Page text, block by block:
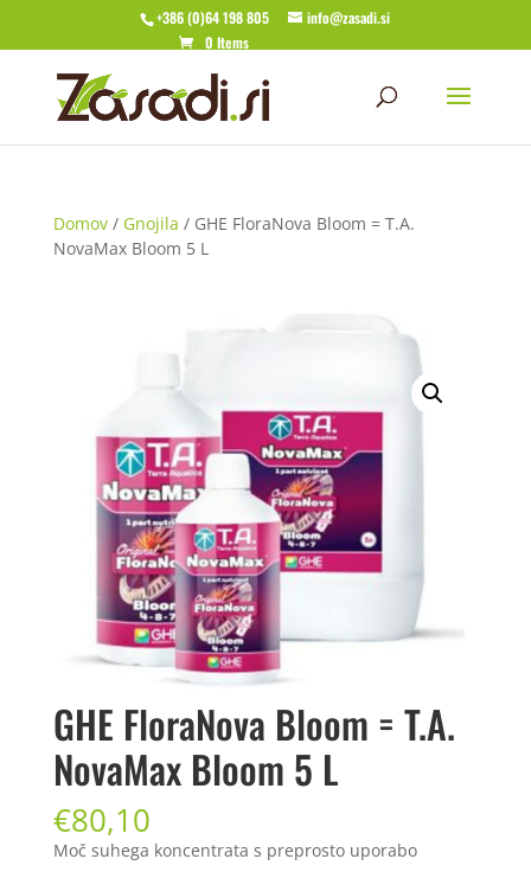
+386 (0)64 198 805
info@zasadi.si
0 Items
Domov/ Gnojila / GHE FloraNova Bloom = T.A.
NovaMax Bloom 5 L
GHE FloraNova Bloom = T.A.
NovaMax Bloom 5 L
€80,10
Moč suhega koncentrata s preprosto uporabo